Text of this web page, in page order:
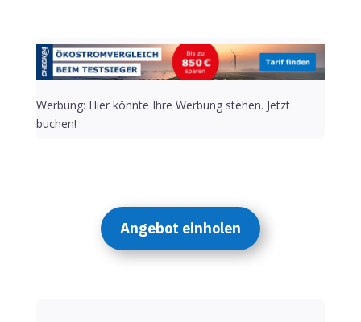
Werbung: Hier könnte Ihre Werbung stehen. Jetzt
buchen!
Angebot einholen